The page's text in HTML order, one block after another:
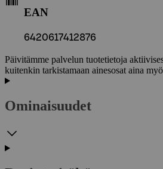
EAN
6420617412876
Päivitämme palvelun tuotetietoja
kuitenkin tarkistamaan ainesosat aina
Ominaisuudet